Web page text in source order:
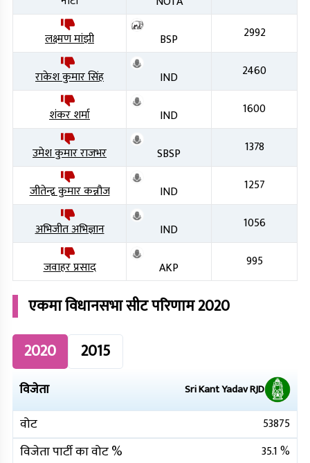
लक्ष्मण मांझी BSP 2992
राकेश कुमार सिंह IND 2460
शंकर शर्मा IND 1600
उमेश कुमार राजभर SBSP 1378
जीतेन्द्र कुमार कन्नौज IND 1257
अभिजीत अभिज्ञान IND 1056
जवाहर प्रसाद AKP 995
एकमाविधानसभा सीट परिणाम2020
2020
2015
विजेता Sri Kant YadavRJD
वोट 53875
विजेता पार्टी का वोट % 35.1%